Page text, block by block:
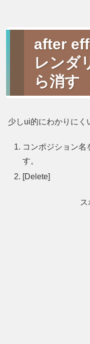
after
レンダ
ら消す
少しui的にわかりにく
コンポジション名
す。
[Delete]